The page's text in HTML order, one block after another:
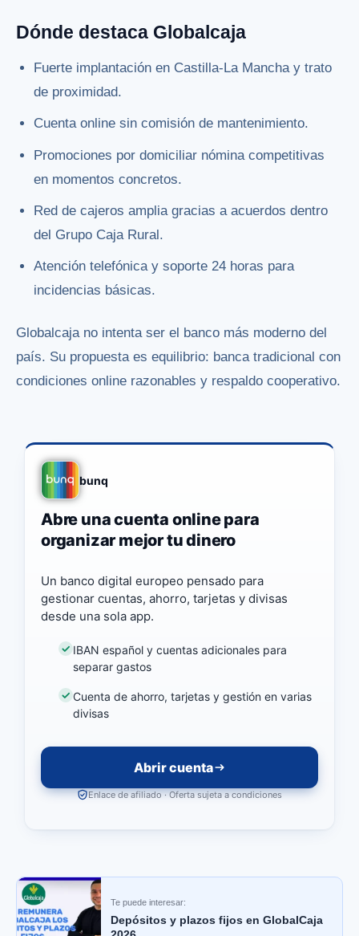
Dónde destaca Globalcaja
Fuerte implantación en Castilla-La Mancha y trato
de proximidad.
Cuenta online sin comisión de mantenimiento.
Promociones por domiciliar nómina competitivas
en momentos concretos.
Red de cajeros amplia gracias a acuerdos dentro
del Grupo Caja Rural.
Atención telefónica y soporte 24 horas para
incidencias básicas.
Globalcaja no intenta ser el banco más moderno del
país. Su propuesta es equilibrio: banca tradicional con
condiciones online razonables y respaldo cooperativo.
bunq
Abre una cuenta online para
organizar mejor tu dinero
Un banco digital europeo pensado para
gestionar cuentas, ahorro, tarjetas y divisas
desde una sola app.
IBAN español y cuentas adicionales para
separar gastos
Cuenta de ahorro, tarjetas y gestión en varias
divisas
Abrir cuenta
Enlace de afiliado · Oferta sujeta a condiciones
Te puede interesar:
Depósitos y plazos fijos en GlobalCaja